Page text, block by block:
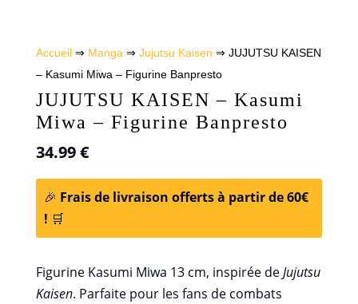
Accueil⇒ Manga⇒ Jujutsu Kaisen ⇒ JUJUTSU KAISEN
– Kasumi Miwa – Figurine Banpresto
JUJUTSU KAISEN – Kasumi
Miwa – Figurine Banpresto
34.99€
🎉 Frais de livraison offerts à partir de 60€
! 🛒
Figurine Kasumi Miwa 13 cm, inspirée deJujutsu
Kaisen. Parfaite pour les fans de combats